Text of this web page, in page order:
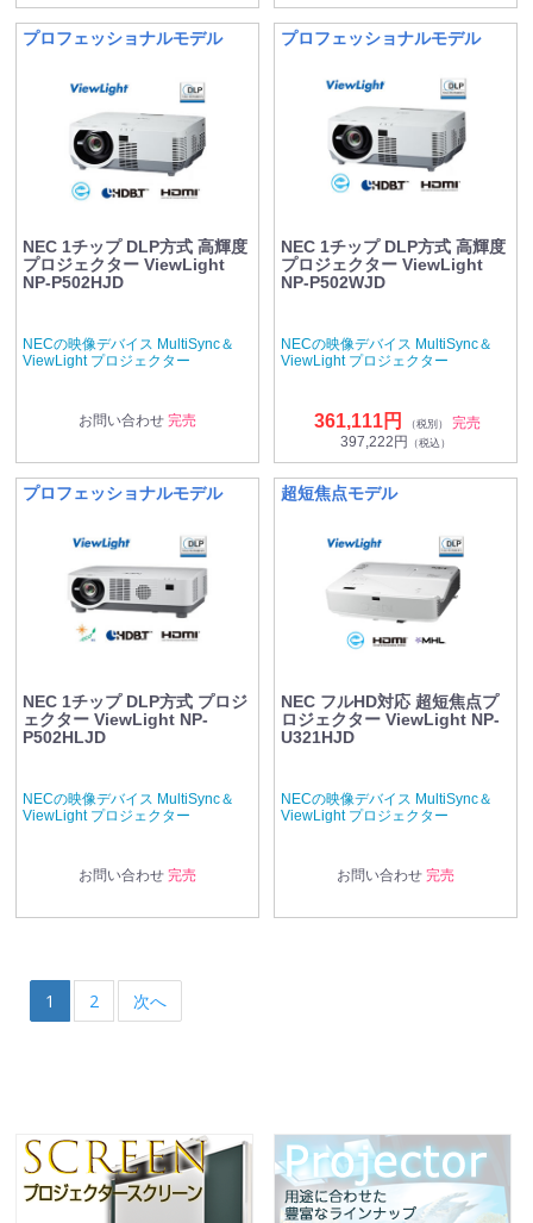
プロフェッショナルモデル
NEC 1チップ DLP方式 高輝度
プロジェクター ViewLight
NP-P502HJD
NECの映像デバイス MultiSync＆
ViewLight プロジェクター
お問い合わせ 完売
プロフェッショナルモデル
NEC 1チップ DLP方式 高輝度
プロジェクター ViewLight
NP-P502WJD
NECの映像デバイス MultiSync＆
ViewLight プロジェクター
361,111円 （税別）
完売
397,222円 （税込）
プロフェッショナルモデル
NEC 1チップ DLP方式 プロジ
ェクター ViewLight NP-
P502HLJD
NECの映像デバイス MultiSync＆
ViewLight プロジェクター
お問い合わせ 完売
超短焦点モデル
NEC フルHD対応 超短焦点プ
ロジェクター ViewLight NP-
U321HJD
NECの映像デバイス MultiSync＆
ViewLight プロジェクター
お問い合わせ 完売
1 2 次へ